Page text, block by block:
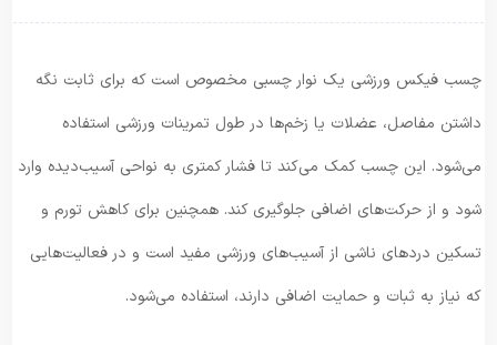
چسب فیکس ورزشی یک نوار چسبی مخصوص است که برای ثابت نگه‌
داشتن مفاصل، عضلات یا زخم‌ها در طول تمرینات ورزشی استفاده
می‌شود. این چسب کمک می‌کند تا فشار کمتری به نواحی آسیب‌دیده وارد
شود و از حرکت‌های اضافی جلوگیری کند. همچنین برای کاهش تورم و
تسکین دردهای ناشی از آسیب‌های ورزشی مفید است و در فعالیت‌هایی
که نیاز به ثبات و حمایت اضافی دارند، استفاده می‌شود.